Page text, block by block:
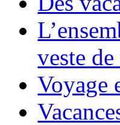
veste
Voyage